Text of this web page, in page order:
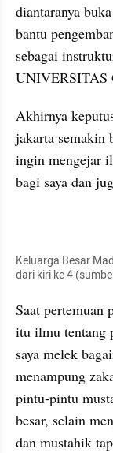
diantaranya
bantu
sebagai
UNIVERSITAS
Akhirnya
jakarta semakin
ingin mengejar
bagi saya dan
Keluarga Besar
dari kiri ke 4
Saat pertemuan
itu ilmu tentang
saya melek
menampung
pintu-pintu
besar, selain
dan mustahik